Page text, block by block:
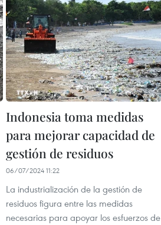
Indonesia toma medidas
para mejorar capacidad de
gestión de residuos
06/07/2024 11:22
La industrialización de la gestión de
residuos figura entre las medidas
necesarias para apoyar los esfuerzos de